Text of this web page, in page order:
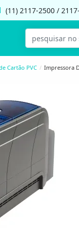
(11) 2117-2500 /
Cartão PVC Impressora